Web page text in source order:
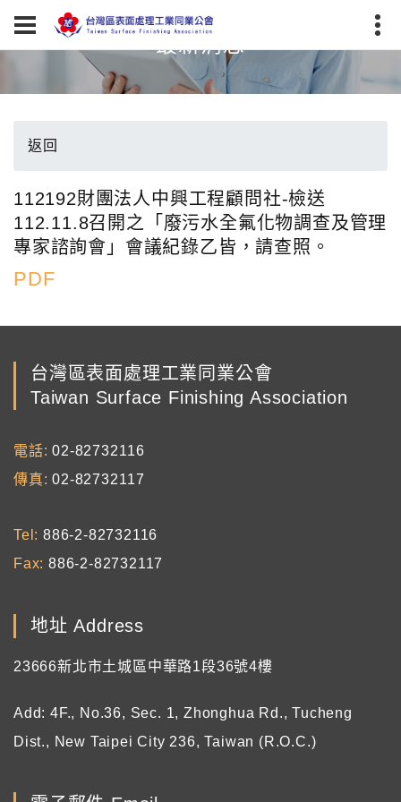
最新消息
返回
112192財團法人中興工程顧問社-檢送
112.11.8召開之「廢污水全氟化物調查及管理
專家諮詢會」會議紀錄乙皆，請查照。
PDF
台灣區表面處理工業同業公會
Taiwan Surface Finishing Association
電話
02-82732116
傳真
02-82732117
Tel
886-2-82732116
Fax 886-2-82732117
地址 Address
23666新北市土城區中華路1段36號4樓
Add: 4F., No.36, Sec. 1, Zhonghua Rd., Tucheng
Dist., New Taipei City 236, Taiwan (R.O.C.)